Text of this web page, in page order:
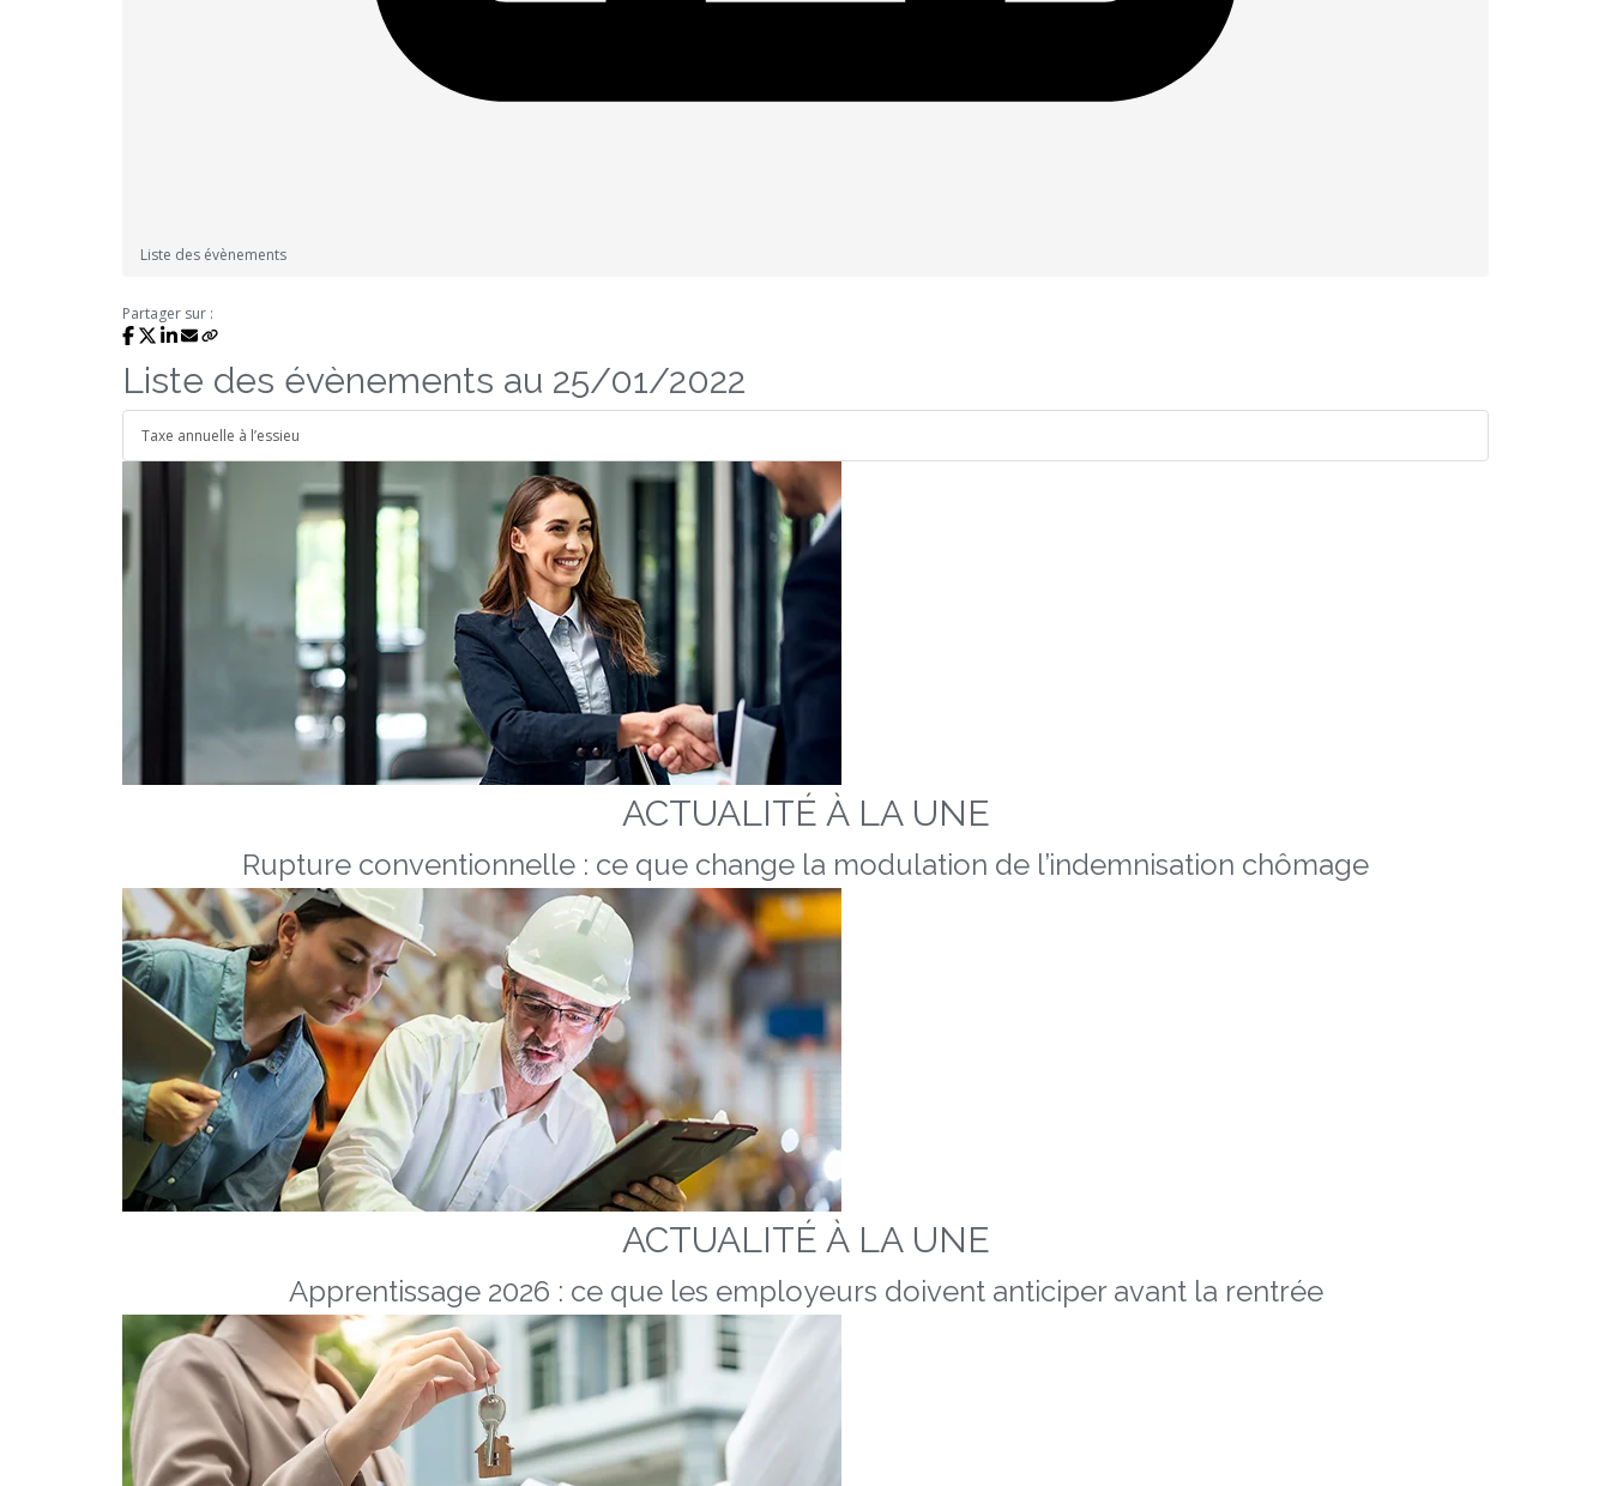
Liste des évènements
Partager sur :
Liste des évènements au 25/01/2022
Taxe annuelle à l’essieu
ACTUALITÉ À LA UNE
Rupture conventionnelle : ce que change la modulation de l’indemnisation chômage
ACTUALITÉ À LA UNE
Apprentissage 2026 : ce que les employeurs doivent anticiper avant la rentrée